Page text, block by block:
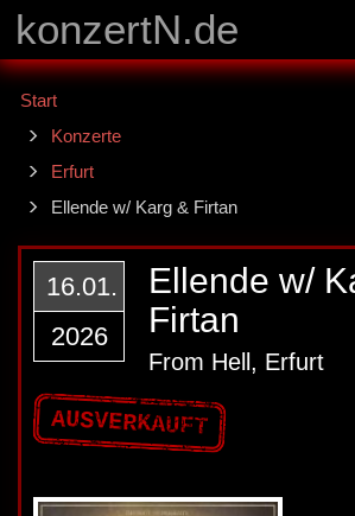
konzertN.de
Start
Konzerte
Erfurt
Ellende w/ Karg & Firtan
16.01.
2026
Ellende w/
Firtan
From Hell, Erfurt
AUSVERKAUFT